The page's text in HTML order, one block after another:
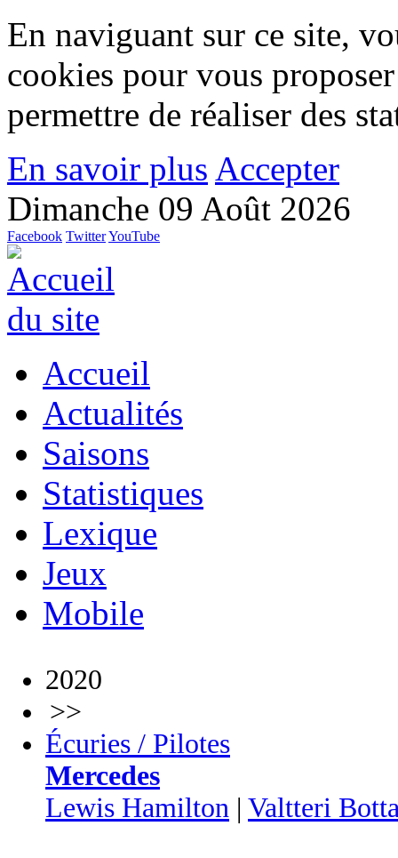
En naviguant sur ce site,
cookies pour vous
permettre de réaliser des
En savoir plus Accepter
Dimanche 09 Août 2026
Facebook TwitterYouTube
Accueil
Actualités
Saisons
Statistiques
Lexique
Jeux
Mobile
2020
>>
Écuries / Pilotes
Mercedes
Lewis Hamilton | Valtteri